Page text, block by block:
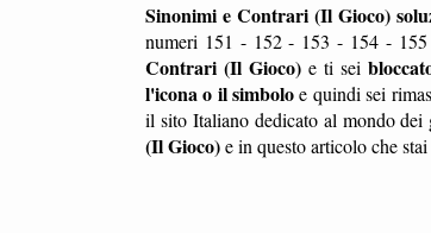
Sinonimi e Contrari (Il Gioco)
numeri 151 - 152 - 153 - 154 -
Contrari (Il Gioco)e ti sei
l'icona o il simboloe quindi sei
il sito Italiano dedicato al mondo
(Il Gioco)e in questo articolo che